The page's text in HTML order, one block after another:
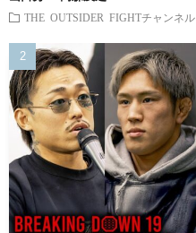
THE OUTSIDER FIGHTチャンネル